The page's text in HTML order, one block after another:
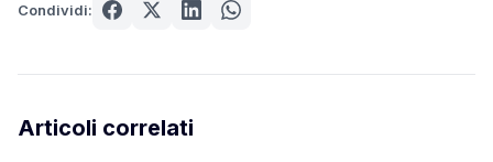
Condividi:
Articoli correlati